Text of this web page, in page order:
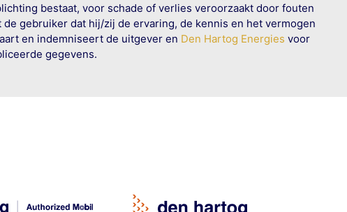
bestaat, voor schade of verlies veroorzaakt door fouten
gebruiker dat hij/zij de ervaring, de kennis en het vermogen
en indemniseert de uitgever en Den Hartog Energies voor
gegevens.